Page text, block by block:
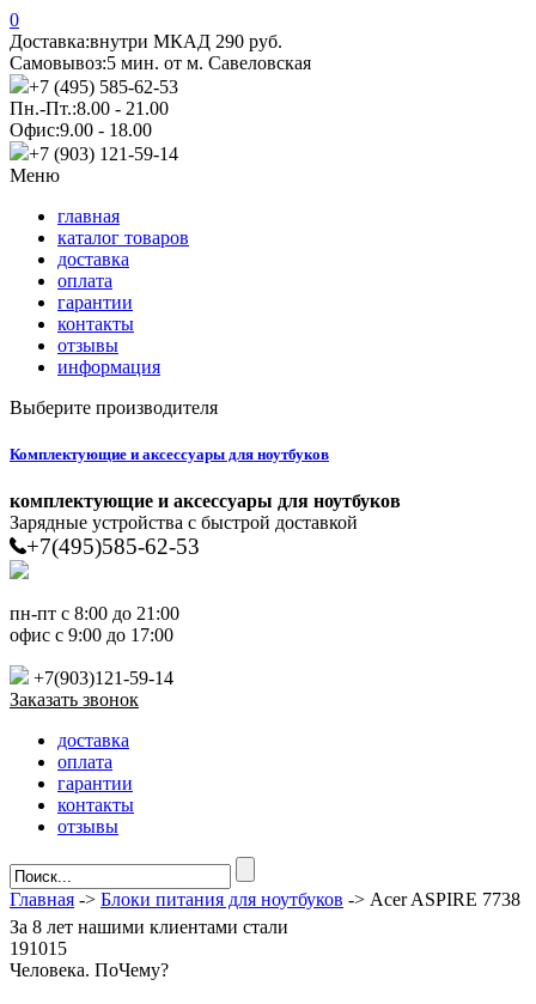
0
Доставка:внутри МКАД 290 руб.
Самовывоз:5 мин. от м. Савеловская
+7 (495) 585-62-53
Пн.-Пт.:8.00 - 21.00
Офис:9.00 - 18.00
+7 (903) 121-59-14
Меню
главная
каталог товаров
доставка
оплата
гарантии
контакты
отзывы
информация
Выберите производителя
Комплектующие и аксессуары для ноутбуков
комплектующие и аксессуары для ноутбуков
Зарядные устройства с быстрой доставкой
+7(495)585-62-53
пн-пт с 8:00 до 21:00
офис с 9:00 до 17:00
+7(903)121-59-14
Заказать звонок
доставка
оплата
гарантии
контакты
отзывы
Главная -> Блоки питания для ноутбуков -> Acer ASPIRE 7738
За 8 лет нашими клиентами стали
191015
Человека. ПоЧему?